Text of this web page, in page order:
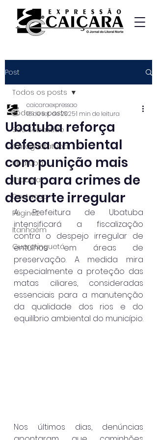
Post
Todos os posts
São Sebastião
Caraguatatuba
Ubatuba
Ilhabela
Destaque
Página2
Itanhaém
Guaratinguetá
Todos os posts
Ubatuba reforça
defesa ambiental
com punição mais
dura para crimes de
descarte irregular
caicaraexpressao
16 de set. de 20251 min de leitura
A Prefeitura de Ubatuba
intensificará a fiscalização
contra o despejo irregular de
entulhos em áreas de
preservação. A medida mira
especialmente a proteção das
matas ciliares, consideradas
essenciais para a manutenção
da qualidade dos rios e do
equilíbrio ambiental do município.
Nos últimos dias, denúncias